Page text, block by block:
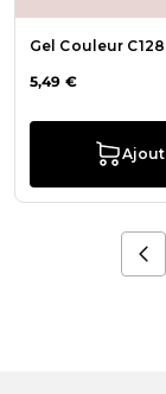
Gel Couleur
5,49 €